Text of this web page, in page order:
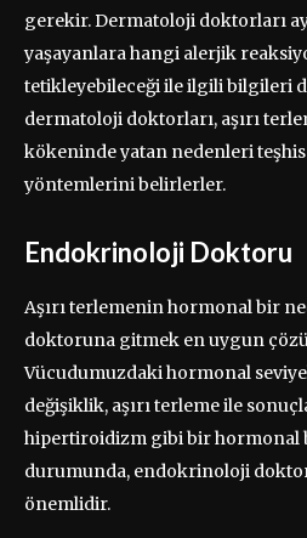
gerekir. Dermatoloji doktorları
yaşayanlara hangi alerjik
tetikleyebileceği ile ilgili bilgileri
dermatoloji doktorları, aşırı
kökeninde yatan nedenleri
yöntemlerini belirlerler.
Endokrinoloji Doktoru
Aşırı terlemenin hormonal bir
doktoruna gitmek en uygun
Vücudumuzdaki hormonal
değişiklik, aşırı terleme ile
hipertiroidizm gibi bir hormonal
durumunda, endokrinoloji
önemlidir.